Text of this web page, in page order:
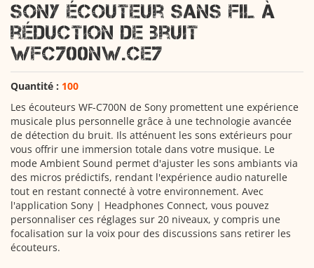
Sony Écouteur sans fil à
réduction de bruit
WFC700NW.CE7
Quantité : 100
Les écouteurs WF-C700N de Sony promettent une expérience
musicale plus personnelle grâce à une technologie avancée
de détection du bruit. Ils atténuent les sons extérieurs pour
vous offrir une immersion totale dans votre musique. Le
mode Ambient Sound permet d'ajuster les sons ambiants via
des micros prédictifs, rendant l'expérience audio naturelle
tout en restant connecté à votre environnement. Avec
l'application Sony | Headphones Connect, vous pouvez
personnaliser ces réglages sur 20 niveaux, y compris une
focalisation sur la voix pour des discussions sans retirer les
écouteurs.